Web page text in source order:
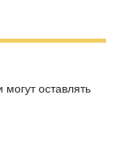
оставлять